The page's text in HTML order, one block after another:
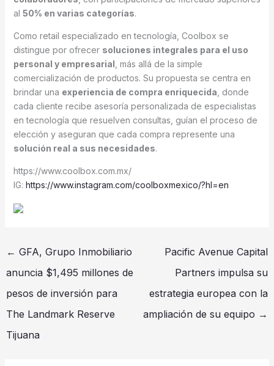
al 50% en varias categorías.
Como retail especializado en tecnología, Coolbox se
distingue por ofrecer soluciones integrales para el uso
personal y empresarial , más allá de la simple
comercialización de productos. Su propuesta se centra en
brindar una experiencia de compra enriquecida , donde
cada cliente recibe asesoría personalizada de especialistas
en tecnología que resuelven consultas, guían el proceso de
elección y aseguran que cada compra represente una
solución real a sus necesidades.
https://www.coolbox.com.mx/
IG: https://www.instagram.com/coolboxmexico/?hl=en
← GFA, Grupo Inmobiliario
anuncia $1,495 millones de
pesos de inversión para
The Landmark Reserve
Tijuana
Pacific Avenue Capital
Partners impulsa su
estrategia europea con la
ampliación de su equipo →